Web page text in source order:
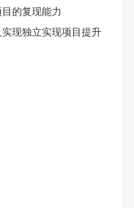
的复现能力
现独立实现项目提升